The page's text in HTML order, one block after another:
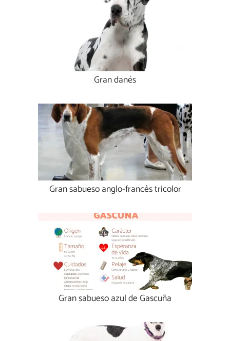
Gran danés
Gran sabueso anglo-francés tricolor
Gran sabueso azul de Gascuña